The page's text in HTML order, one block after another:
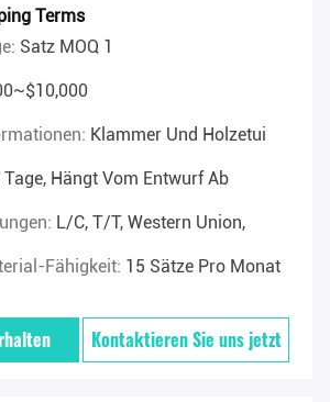
Terms
Satz MOQ 1
Klammer Und Holzetui
Hängt Vom Entwurf Ab
L/C, T/T, Western Union,
Fähigkeit: 15 Sätze Pro Monat
Kontaktieren Sie uns jetzt